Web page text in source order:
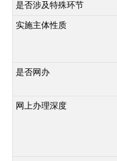
是否涉及特殊环节
实施主体性质
是否网办
网上办理深度